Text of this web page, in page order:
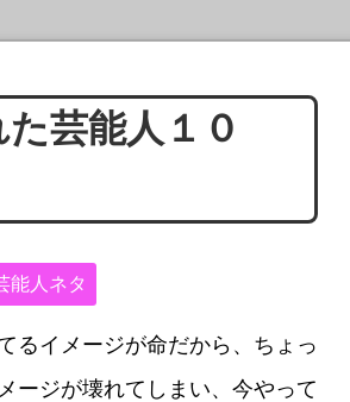
芸能人１０
能人ネタ
るイメージが命だから、ちょっ
ージが壊れてしまい、今やって